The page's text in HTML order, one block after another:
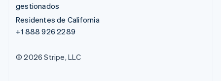
gestionados
Residentes de California
+1 888 926 2289
© 2026 Stripe, LLC